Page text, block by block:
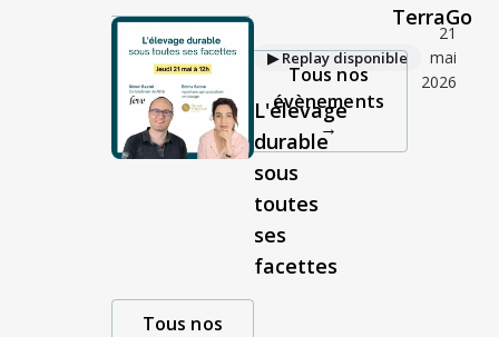
▶︎ Replay disponible
21
mai
2026
L'élevage
durable
sous
toutes
ses
facettes
Tous nos
TerraGo
Tous nos
évènements
→